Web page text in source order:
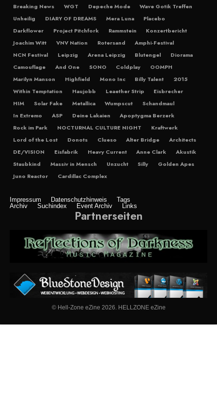
Breaking News WGT Depeche Mode
Wave Gotik Treffen
Unheilig
DIARY OF DREAMS Mera Luna
Placebo
Darkflower
Project Pitchfork Rammstein
Konzertbericht
Joachim Witt
VNV Nation Rotersand
Amphi-Festival
NCN Festival
Leipzig Arena Leipzig Blutengel
Diorama
Camouflage
And One SONO Coldplay
OOMPH
Marilyn Manson
Highfield Mono Inc Billy Talent
2015
Within Temptation
Haujobb Leaether Strip
Eisbrecher
HIM
Solar Fake Metallica Wumpscut
Schandmaul
In Extremo
ASP Deine Lakaien
Apoptygma Berzerk
Rock im Park
NOCTURNAL CULTURE NIGHT
Kraftwerk
Lord of the Lost
Donots Clueso Alter Bridge
Architects
DE/VISION
Eisfabrik Heavy Current Anne Clark
Akustik
Staubkind
Massiv in Mensch Unzucht Silly
Golden Apes
Juno Reactor
Cardillac Complex
Impressum Datenschutzhinweis
Tags
Archiv
Suchindex Event Archiv Links
Partnerseiten
© Hell-Zone eZine 2026. HELLZONE eZine